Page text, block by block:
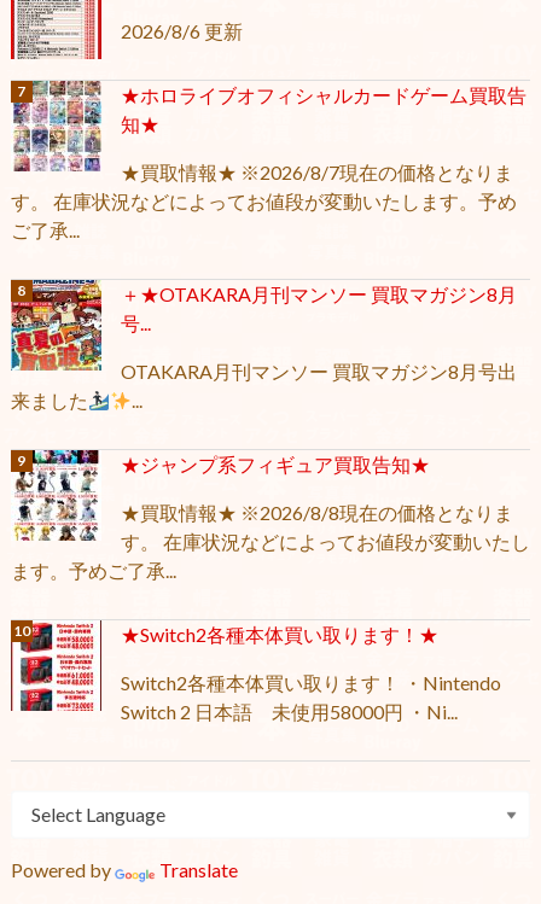
2026/8/6 更新
★ホロライブオフィシャルカードゲーム買取告
知★
★買取情報★ ※2026/8/7現在の価格となりま
す。 在庫状況などによってお値段が変動いたします。予め
ご了承...
＋★OTAKARA月刊マンソー 買取マガジン8月
号...
OTAKARA月刊マンソー 買取マガジン8月号出
来ました
...
★ジャンプ系フィギュア買取告知★
★買取情報★ ※2026/8/8現在の価格となりま
す。 在庫状況などによってお値段が変動いたし
ます。予めご了承...
★Switch2各種本体買い取ります！★
Switch2各種本体買い取ります！ ・Nintendo
Switch 2 日本語 未使用58000円 ・Ni...
Powered by Translate